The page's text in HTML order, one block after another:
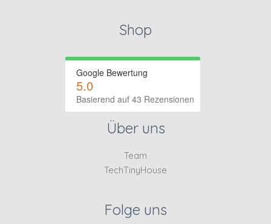
Shop
Google Bewertung
5.0
Basierend auf 43 Rezensionen
Über uns
Team
TechTinyHouse
Folge uns